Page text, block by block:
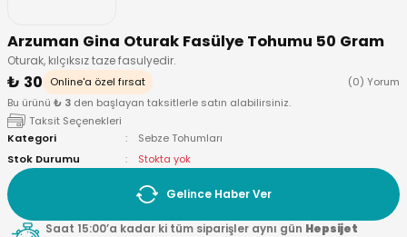
Arzuman Gina Oturak Fasülye Tohumu 50 Gram
Oturak, kılçıksız taze fasulyedir.
₺ 30 Online'a özel fırsat
(0) Yorum
Bu ürünü ₺ 3 den başlayan taksitlerle satın alabilirsiniz.
Taksit Seçenekleri
Kategori
Sebze Tohumları
Stok Durumu
Stokta yok
Gelince Haber Ver
Saat 15:00’a kadar ki tüm siparişler aynı gün Hepsijet
Ürünleri